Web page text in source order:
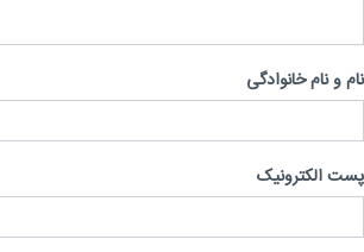
و نام خانوادگی
الکترونیک